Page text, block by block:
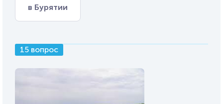
в Бурятии
15 вопрос